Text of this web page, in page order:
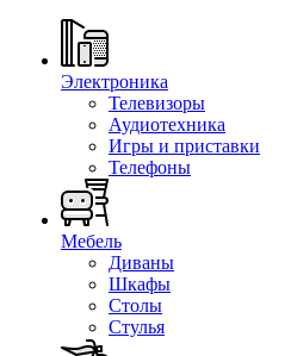
Электроника
Телевизоры
Аудиотехника
Игры и приставки
Телефоны
Мебель
Диваны
Шкафы
Столы
Стулья